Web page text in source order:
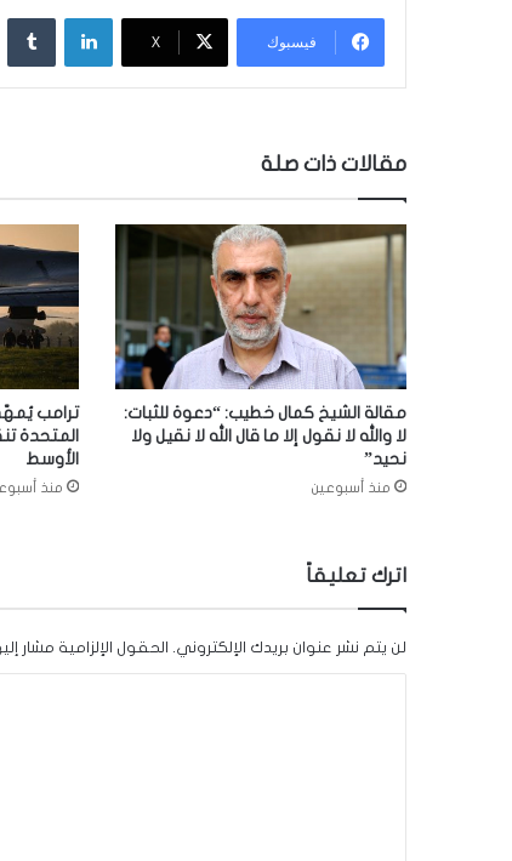
فيسبوك ‫X
لينكدإن
مقالات ذات صلة
مقالة الشيخ كمال خطيب: “دعوة للثبات:
لا والله لا نقول إلا ما قال الله لا نقيل ولا
نحيد”
منذ أسبوعين
ترامب
المتحدة
الأوسط
منذ
اترك تعليقاً
لن يتم نشر عنوان بريدك الإلكتروني. الحقول الإلزامية مشار